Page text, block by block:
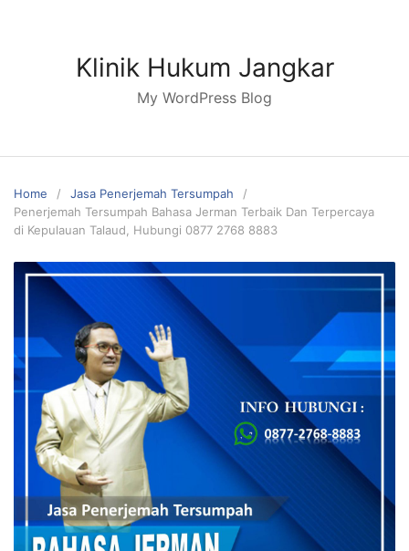
Klinik Hukum Jangkar
My WordPress Blog
Home
Jasa Penerjemah Tersumpah
Penerjemah Tersumpah Bahasa Jerman Terbaik Dan Terpercaya
di Kepulauan Talaud, Hubungi 0877 2768 8883